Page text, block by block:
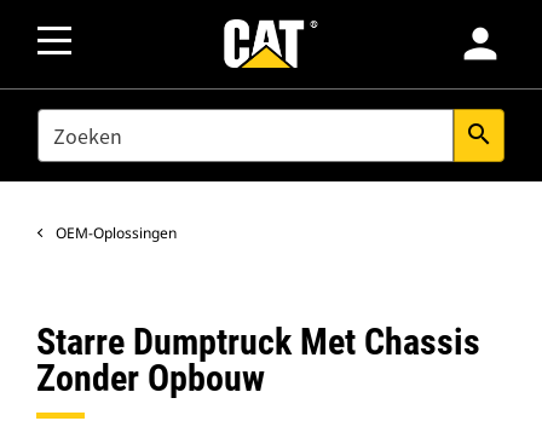
person
SEARCH search
OEM-Oplossingen
Starre Dumptruck Met Chassis
Zonder Opbouw